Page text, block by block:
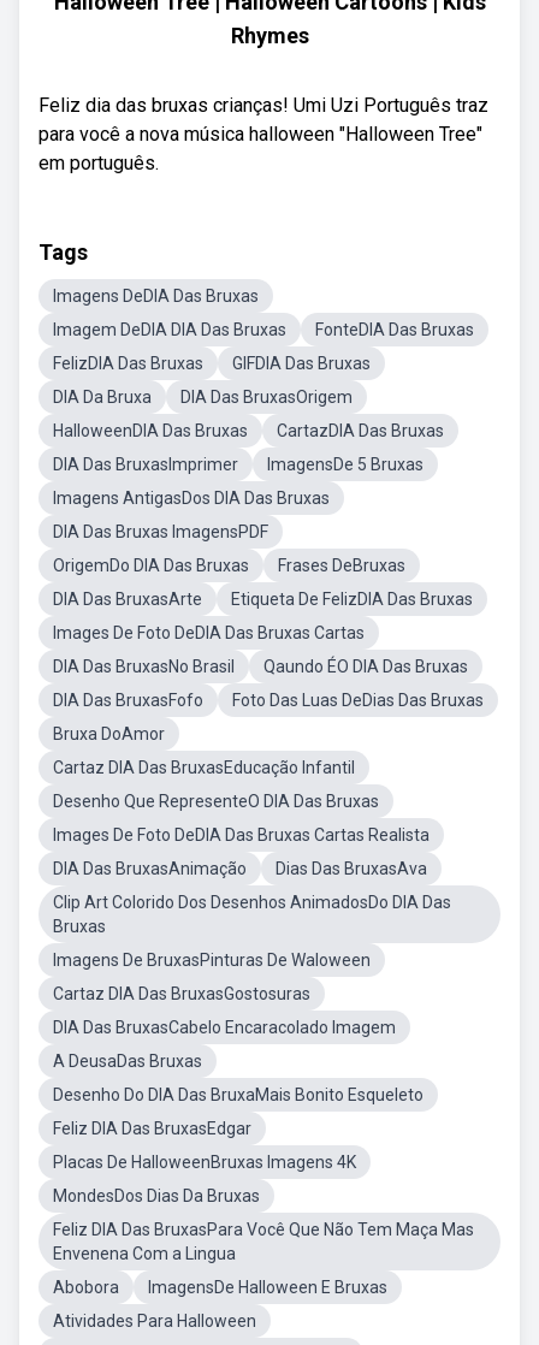
Rhymes
Feliz dia das bruxas crianças! Umi Uzi Português traz
para você a nova música halloween "Halloween Tree"
em português.
Tags
Imagens DeDIA Das Bruxas
Imagem DeDIA DIA Das Bruxas
FonteDIA Das Bruxas
FelizDIA Das Bruxas
GIFDIA Das Bruxas
DIA Da Bruxa
DIA Das BruxasOrigem
HalloweenDIA Das Bruxas
CartazDIA Das Bruxas
DIA Das BruxasImprimer
ImagensDe 5 Bruxas
Imagens AntigasDos DIA Das Bruxas
DIA Das Bruxas ImagensPDF
OrigemDo DIA Das Bruxas
Frases DeBruxas
DIA Das BruxasArte
Etiqueta De FelizDIA Das Bruxas
Images De Foto DeDIA Das Bruxas Cartas
DIA Das BruxasNo Brasil
Qaundo ÉO DIA Das Bruxas
DIA Das BruxasFofo
Foto Das Luas DeDias Das Bruxas
Bruxa DoAmor
Cartaz DIA Das BruxasEducação Infantil
Desenho Que RepresenteO DIA Das Bruxas
Images De Foto DeDIA Das Bruxas Cartas Realista
DIA Das BruxasAnimação
Dias Das BruxasAva
Clip Art Colorido Dos Desenhos AnimadosDo DIA Das
Bruxas
Imagens De BruxasPinturas De Waloween
Cartaz DIA Das BruxasGostosuras
DIA Das BruxasCabelo Encaracolado Imagem
A DeusaDas Bruxas
Desenho Do DIA Das BruxaMais Bonito Esqueleto
Feliz DIA Das BruxasEdgar
Placas De HalloweenBruxas Imagens 4K
MondesDos Dias Da Bruxas
Feliz DIA Das BruxasPara Você Que Não Tem Maça Mas
Envenena Com a Lingua
Abobora
ImagensDe Halloween E Bruxas
Atividades Para Halloween